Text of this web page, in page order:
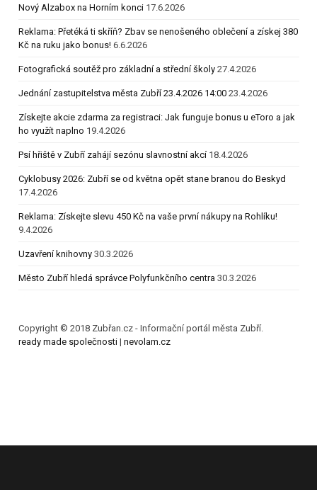
Nový Alzabox na Horním konci 17.6.2026
Reklama: Přetéká ti skříň? Zbav se nenošeného oblečení a získej 380
Kč na ruku jako bonus! 6.6.2026
Fotografická soutěž pro základní a střední školy 27.4.2026
Jednání zastupitelstva města Zubří 23.4.2026 14:00 23.4.2026
Získejte akcie zdarma za registraci: Jak funguje bonus u eToro a jak
ho využít naplno 19.4.2026
Psí hřiště v Zubří zahájí sezónu slavnostní akcí 18.4.2026
Cyklobusy 2026: Zubří se od května opět stane branou do Beskyd
17.4.2026
Reklama: Získejte slevu 450 Kč na vaše první nákupy na Rohlíku!
9.4.2026
Uzavření knihovny 30.3.2026
Město Zubří hledá správce Polyfunkčního centra 30.3.2026
Copyright © 2018 Zubřan.cz - Informační portál města Zubří.
ready made společnosti | nevolam.cz